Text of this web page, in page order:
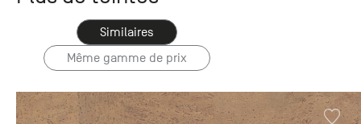
Similaires
Même gamme de prix